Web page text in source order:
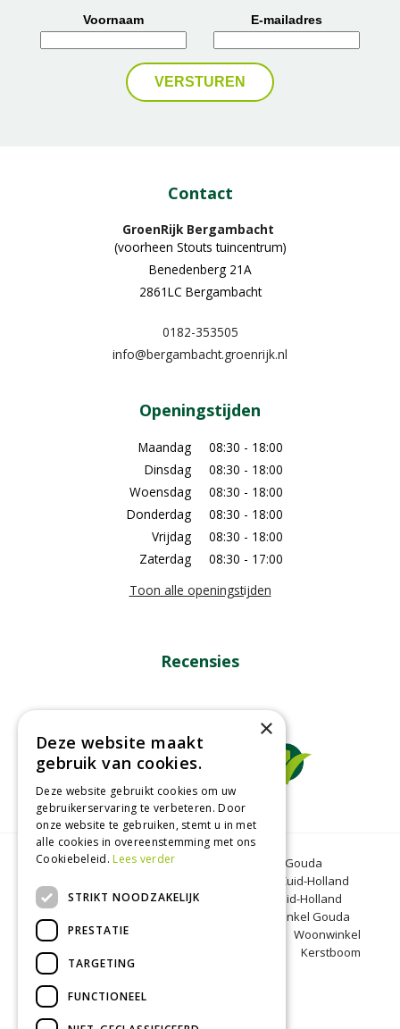
Voornaam
E-mailadres
Contact
GroenRijk Bergambacht
(voorheen Stouts tuincentrum)
Benedenberg 21A
2861LC Bergambacht
0182-353505
info@bergambacht.groenrijk.nl
Openingstijden
Maandag
08:30 - 18:00
Dinsdag
08:30 - 18:00
Woensdag
08:30 - 18:00
Donderdag
08:30 - 18:00
Vrijdag
08:30 - 18:00
Zaterdag
08:30 - 17:00
Toon alle openingstijden
Recensies
Tuincentrum Gouda
Tuinmeubelen Gouda
Graszoden Zuid-Holland
Kinderboerderij Gouda
Tuincentrum Zuid-Holland
Oranjeband zaden
Dierenwinkel Gouda
BBQ Gouda
Tuinmeubelen Zuid-Holland
Woonwinkel
Zuid-Holland
Kerstboom
Bergambacht
×
Deze website maakt
gebruik van cookies.
Deze website gebruikt cookies om uw
gebruikerservaring te verbeteren. Door
onze website te gebruiken, stemt u in met
alle cookies in overeenstemming met ons
Cookiebeleid.Lees verder
STRIKT NOODZAKELIJK
PRESTATIE
TARGETING
FUNCTIONEEL